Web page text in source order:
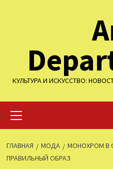
КУЛЬТУРА И ИСКУССТВО:
меню
ГЛАВНАЯ МОДА
МОНОХРОМ В
ПРАВИЛЬНЫЙ ОБРАЗ